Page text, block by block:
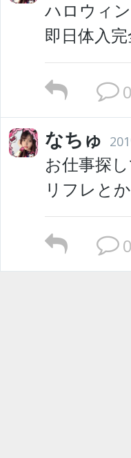
ハロウィ
即日体入
0
なちゅ
お仕事探
リフレと
0